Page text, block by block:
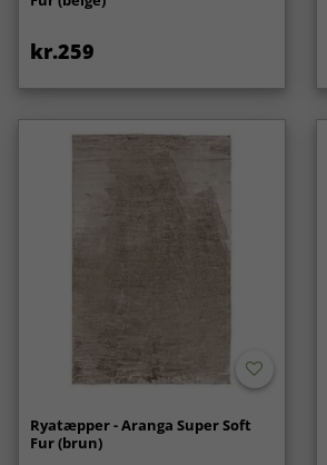
kr.259
Ryatæpper - Aranga Super Soft
Fur (brun)